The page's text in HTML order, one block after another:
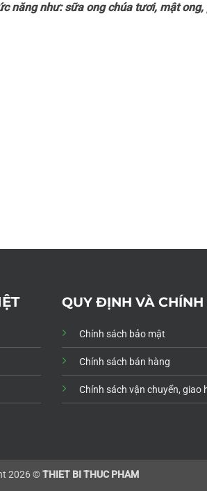
năng như: sữa ong chúa tươi, mật
QUY ĐỊNH VÀ CHÍNH
Chính sách bảo mật
Chính sách bán hàng
Chính sách vận chuyển, giao
2026 ©THIET BI THUC PHAM